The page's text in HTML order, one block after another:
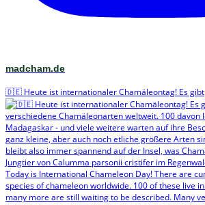
madcham.de
🇩🇪 Heute ist internationaler Chamäleontag! Es gibt